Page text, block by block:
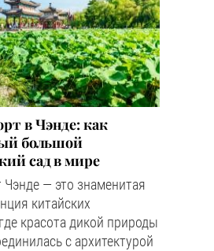
в Чэнде: как
большой
сад в мире
Чэнде — это знаменитая
китайских
красота дикой природы
с архитектурой